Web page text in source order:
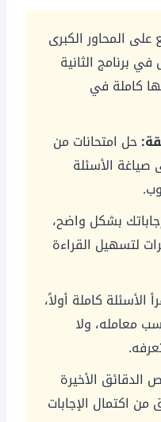
على المحاور الكبرى
برنامج الثانية
كاملة في
حل امتحانات من
الأسئلة
بشكل واضح،
لتسهيل القراءة
الأسئلة كاملة أولاً،
معامله، ولا
الأخيرة
من اكتمال الإجابات